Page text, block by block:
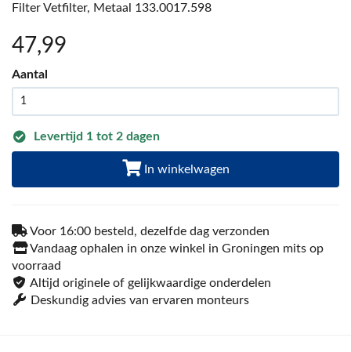
Filter Vetfilter, Metaal 133.0017.598
47,99
Aantal
Levertijd 1 tot 2 dagen
In winkelwagen
Voor 16:00 besteld, dezelfde dag verzonden
Vandaag ophalen in onze winkel in Groningen mits op
voorraad
Altijd originele of gelijkwaardige onderdelen
Deskundig advies van ervaren monteurs